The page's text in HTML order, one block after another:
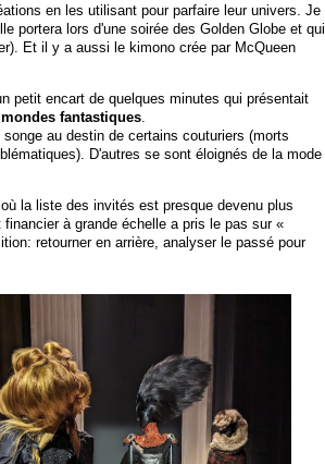
en les utilisant pour parfaire leur univers. Je
portera lors d'une soirée des Golden Globe et qui
Et il y a aussi le kimono crée par McQueen
petit encart de quelques minutes qui présentait
fantastiques
au destin de certains couturiers (morts
D'autres se sont éloignés de la mode
la liste des invités est presque devenu plus
à grande échelle a pris le pas sur «
retourner en arrière, analyser le passé pour